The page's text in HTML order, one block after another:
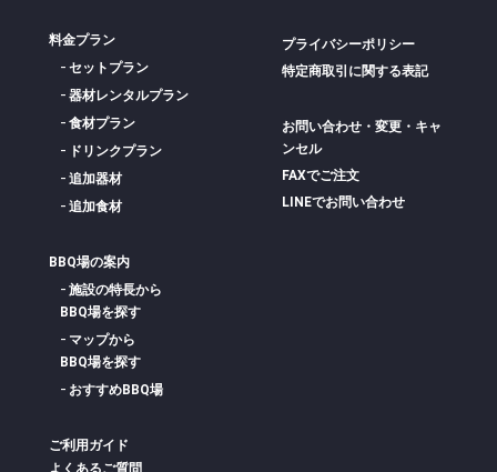
料金プラン
セットプラン
器材レンタルプラン
食材プラン
ドリンクプラン
追加器材
追加食材
BBQ場の案内
施設の特長から
BBQ場を探す
マップから
BBQ場を探す
おすすめBBQ場
ご利用ガイド
よくあるご質問
プライバシーポリシー
特定商取引に関する表記
お問い合わせ・変更・キャ
ンセル
FAXでご注文
LINEでお問い合わせ